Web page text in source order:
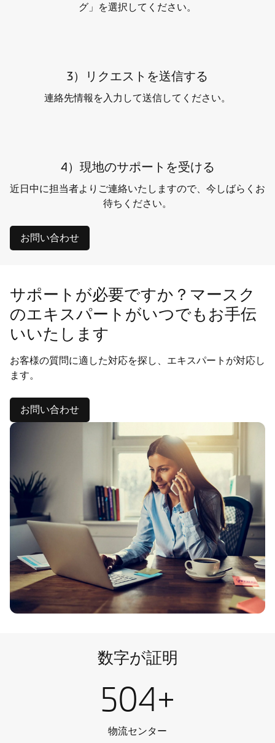
グ」を選択してください。
3）リクエストを送信する
連絡先情報を入力して送信してください。
4）現地のサポートを受ける
近日中に担当者よりご連絡いたしますので、今しばらくお
待ちください。
お問い合わせ
サポートが必要ですか？マースク
のエキスパートがいつでもお手伝
いいたします
お客様の質問に適した対応を探し、エキスパートが対応し
ます。
お問い合わせ
数字が証明
504+
物流センター